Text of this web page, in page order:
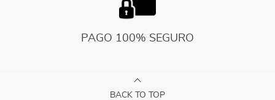
PAGO 100% SEGURO
BACK TO TOP